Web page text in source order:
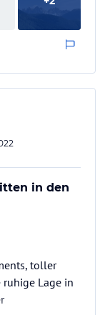
in den
toller
Lage in